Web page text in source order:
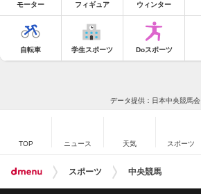
モーター フィギュア ウィンター
自転車 学生スポーツ Doスポーツ
データ提供：日本中央競馬会
TOP ニュース 天気 スポーツ
スポーツ 中央競馬